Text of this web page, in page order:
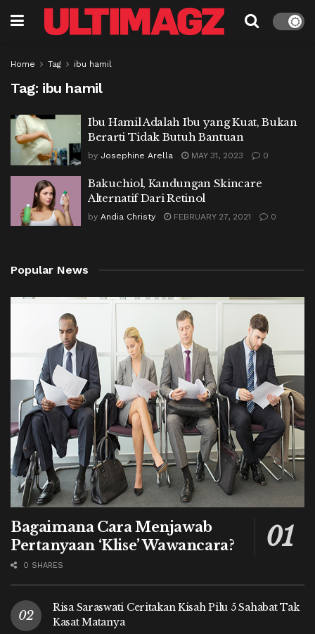
Home Tag ibu hamil
Tag: ibu hamil
Ibu Hamil Adalah Ibu yang Kuat, Bukan
Berarti Tidak Butuh Bantuan
by Josephine Arella MAY 31, 2023 0
Bakuchiol, Kandungan Skincare
Alternatif Dari Retinol
by Andia Christy FEBRUARY 27, 2021 0
Popular News
Bagaimana Cara Menjawab
Pertanyaan ‘Klise’ Wawancara?
0 SHARES
Risa Saraswati Ceritakan Kisah Pilu 5 Sahabat Tak
Kasat Matanya